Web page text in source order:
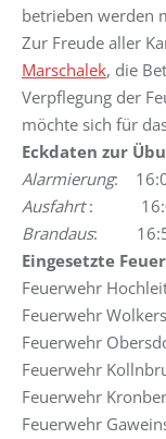
betrieben werden
Zur Freude aller
Marschalek, die
Verpflegung der
möchte sich für
Eckdaten zur
Alarmierung:
Ausfahrt:
Brandaus:
Eingesetzte
Feuerwehr
Feuerwehr
Feuerwehr
Feuerwehr
Feuerwehr
Feuerwehr